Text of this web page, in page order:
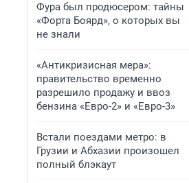
Фура был продюсером: тайны
«Форта Боярд», о которых вы
не знали
«Антикризисная мера»:
правительство временно
разрешило продажу и ввоз
бензина «Евро-2» и «Евро-3»
Встали поездами метро: в
Грузии и Абхазии произошел
полный блэкаут